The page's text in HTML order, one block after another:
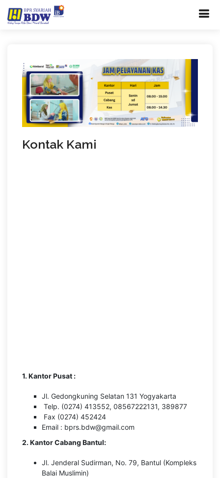
Kontak Kami
1. Kantor Pusat :
Jl. Gedongkuning Selatan 131 Yogyakarta
Telp. (0274) 413552, 08567222131, 389877
Fax (0274) 452424
Email : bprs.bdw@gmail.com
2. Kantor Cabang Bantul:
Jl. Jenderal Sudirman, No. 79, Bantul (Kompleks
Balai Muslimin)